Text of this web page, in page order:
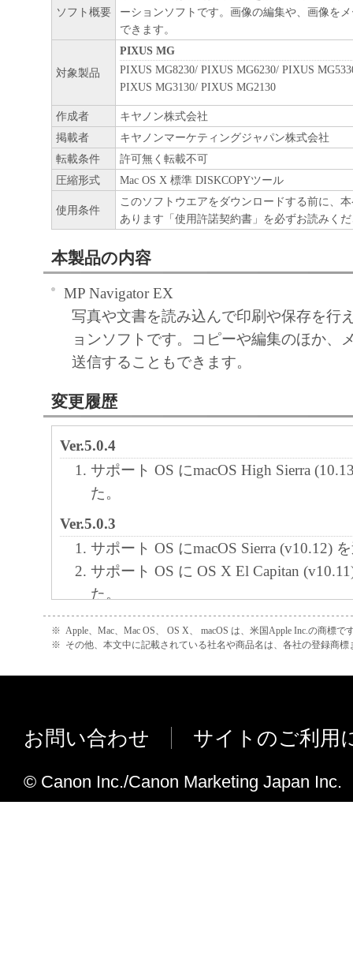
ソフト概要
ーションソフトです。画像の編集や、画像を
できます。
対象製品
PIXUS MG
PIXUS MG8230/ PIXUS MG6230/ PIXUS
PIXUS MG3130/ PIXUS MG2130
作成者
キヤノン株式会社
掲載者
キヤノンマーケティングジャパン株式会社
転載条件
許可無く転載不可
圧縮形式
Mac OS X 標準 DISKCOPYツール
使用条件
このソフトウエアをダウンロードする前に、
あります「使用許諾契約書」を必ずお読みく
本製品の内容
MP Navigator EX
写真や文書を読み込んで印刷や保存を行
ョンソフトです。コピーや編集のほか、
送信することもできます。
変更履歴
Ver.5.0.4
サポート OS にmacOS High Sierra
た。
Ver.5.0.3
サポート OS にmacOS Sierra (v10.12)
サポート OS に OS X El Capitan
た。
サポート OS に OS X Yosemite
た。
Ver.5.0.2
た。
※ Apple、Mac、Mac OS、 OS X、 macOS は、米国Apple Inc.の商標で
※ その他、本文中に記載されている社名や商品名は、各社の登録商標
お問い合わせ サイトのご利用
© Canon Inc./Canon Marketing Japan Inc.